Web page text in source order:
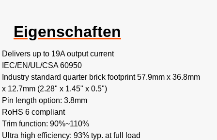
Eigenschaften
Delivers up to 19A output current
IEC/EN/UL/CSA 60950
Industry standard quarter brick footprint 57.9mm x 36.8mm
x 12.7mm (2.28" x 1.45" x 0.5")
Pin length option: 3.8mm
RoHS 6 compliant
Trim function: 90%~110%
Ultra high efficiency: 93% typ. at full load